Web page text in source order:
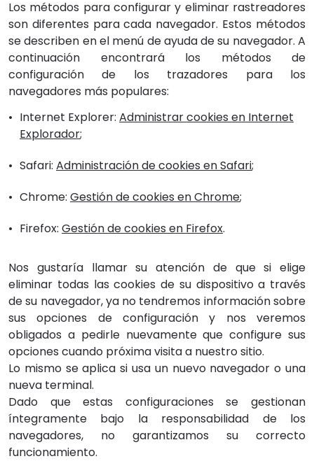
Los métodos para configurar y eliminar rastreadores
son diferentes para cada navegador. Estos métodos
se describen en el menú de ayuda de su navegador. A
continuación encontrará los métodos de
configuración de los trazadores para los
navegadores más populares:
Internet Explorer: Administrar cookies en Internet
Explorador;
Safari: Administración de cookies en Safari;
Chrome: Gestión de cookies en Chrome;
Firefox: Gestión de cookies en Firefox.
Nos gustaría llamar su atención de que si elige
eliminar todas las cookies de su dispositivo a través
de su navegador, ya no tendremos información sobre
sus opciones de configuración y nos veremos
obligados a pedirle nuevamente que configure sus
opciones cuando próxima visita a nuestro sitio.
Lo mismo se aplica si usa un nuevo navegador o una
nueva terminal.
Dado que estas configuraciones se gestionan
íntegramente bajo la responsabilidad de los
navegadores, no garantizamos su correcto
funcionamiento.